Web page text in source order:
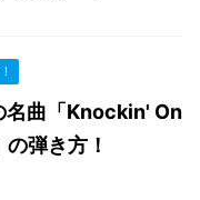
名曲「Knockin' On
弾き方！